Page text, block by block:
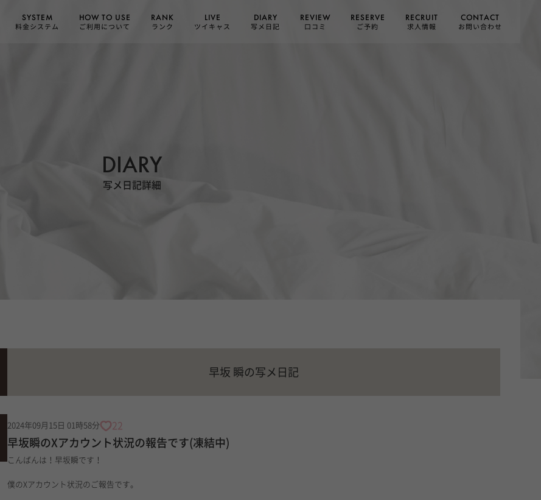
DIARY
写メ日記詳細
SYSTEM
料金システム
HOW TO USE
ご利用について
RANK
ランク
LIVE
ツイキャス
DIARY
写メ日記
REVIEW
口コミ
RESERVE
ご予約
RECRUIT
求人情報
CONTACT
お問い合わせ
早坂 瞬の写メ日記
2024年09月15日 01時58分 22
早坂瞬のXアカウント状況の報告です(凍結中)
こんばんは！ 早坂瞬です！
僕のXアカウント状況のご報告です。